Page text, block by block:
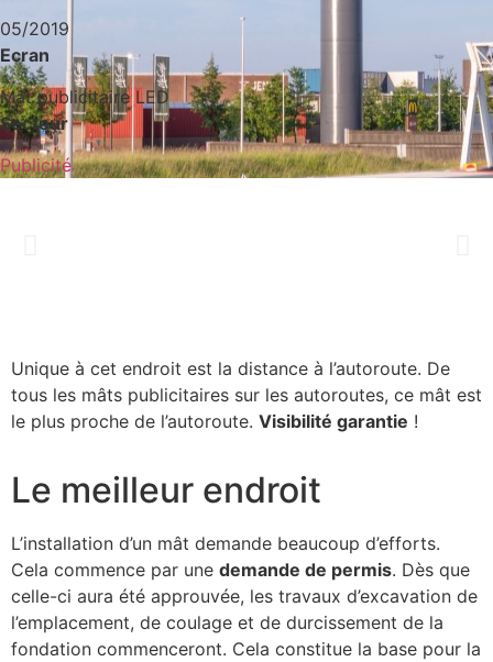
05/2019
Ecran
Mât publicitaire LED
Secteur
Publicité
Unique à cet endroit est la distance à l’autoroute. De
tous les mâts publicitaires sur les autoroutes, ce mât est
le plus proche de l’autoroute. Visibilité garantie !
Le meilleur endroit
L’installation d’un mât demande beaucoup d’efforts.
Cela commence par une demande de permis. Dès que
celle-ci aura été approuvée, les travaux d’excavation de
l’emplacement, de coulage et de durcissement de la
fondation commenceront. Cela constitue la base pour la